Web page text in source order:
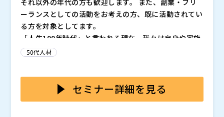
ーランスとしての活動をお考えの方、既に活動されてい
る方を対象としてます。
「人生100年時代」と言われる現在、我々は自身や家族
の生活を支えるため、65歳定年を超えても働き続ける
「定年再雇用」などを迎えると、年収は大幅に下がると
言われています。 もちろん、企業にとって異なります
50代人材
セミナー詳細を見る